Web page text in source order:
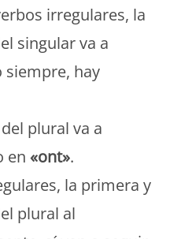
irregulares, la
singular va a
siempre, hay
plural va a
en«ont».
la primera y
plural al